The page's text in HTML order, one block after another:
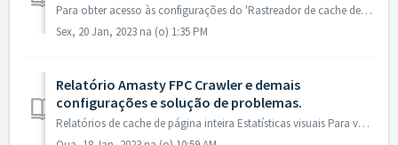
Para obter acesso às configurações do 'Rastreador de cache de página inteira', vá para: Sistema → Configuração → Amasty Extensions → Full Page Cache...
Sex, 20 Jan, 2023 na (o) 1:35 PM
Relatório Amasty FPC Crawler e demais
configurações e solução de problemas.
Relatórios de cache de página inteira Estatísticas visuais Para ver as estatísticas visuais, por favor, vá para Relatórios → Amasty FPC Crawler → Visual ...